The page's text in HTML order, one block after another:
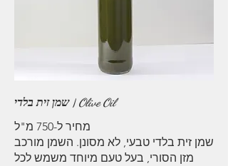
שמן זית בלדי | Olive Oil
מחיר ל-750 מ"ל
שמן זית בלדי טבעי, לא מסונן. השמן מורכב
מזן הסורי, בעל טעם מיוחד משמש לכל